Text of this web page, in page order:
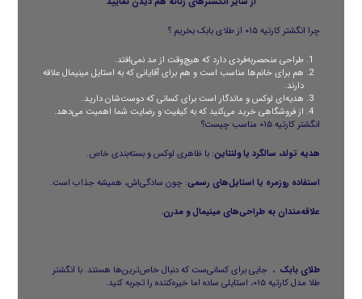
چرا انگشتر کارتیه ۰۱۵ از طلای بابک بخریم ؟
طراحی منحصر‌به‌فردی دارد که هیچ‌وقت از مد نمی‌افتد.
هم برای خانم‌ها مناسب است و هم برای آقایانی که به استایل مینیمال علاقه
دارند.
هدیه‌ای لوکس و ماندگار است برای کسانی که دوست‌شان دارید.
از فروشگاهی خرید می‌کنید که به کیفیت و رضایت شما اهمیت می‌دهد.
انگشتر کارتیه ۰۱۵ مناسب چیست؟
هدیه تولد، سالگرد یا ولنتاین: با ظاهری لوکس و بسته‌بندی خاص.
استفاده روزمره یا استایل‌های رسمی: چون سادگی‌اش، همیشه جذاب است.
علاقه‌مندان به طراحی‌های مینیمال و مدرن.
طلای بابک ، جایی برای کسانی‌ست که دنبال خاص‌ترین‌ها هستند. با انگشتر
طلا مدل کارتیه ۰۱۵، استایلی ساده اما خیره‌کننده را تجربه کنید.